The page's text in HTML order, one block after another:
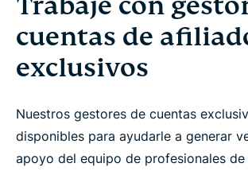
cuentas de
exclusivos
Nuestros gestores de cuentas
disponibles para ayudarle a generar
apoyo del equipo de profesionales